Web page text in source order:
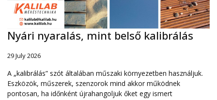
Nyári nyaralás, mint belső kalibrálás
29 July 2026
A „kalibrálás” szót általában műszaki környezetben használjuk.
Eszközök, műszerek, szenzorok mind akkor működnek
pontosan, ha időnként újrahangoljuk őket egy ismert